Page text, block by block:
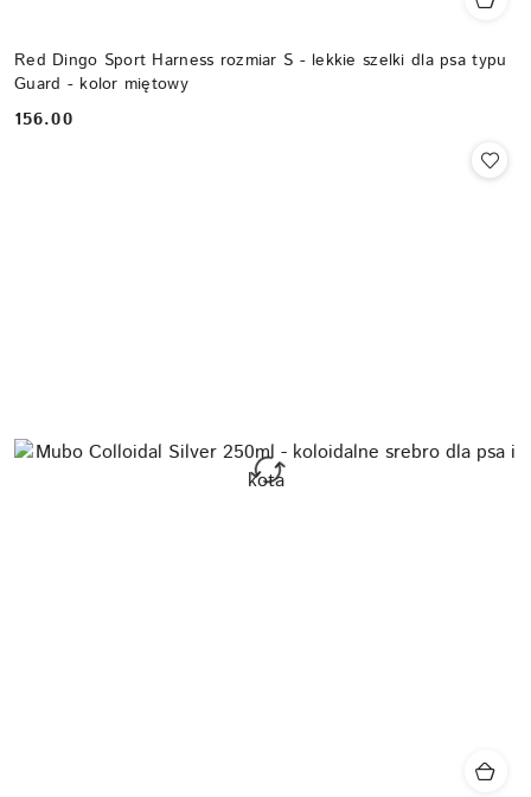
Red Dingo Sport Harness rozmiar S - lekkie szelki dla psa typu
Guard - kolor miętowy
Cena:
156.00